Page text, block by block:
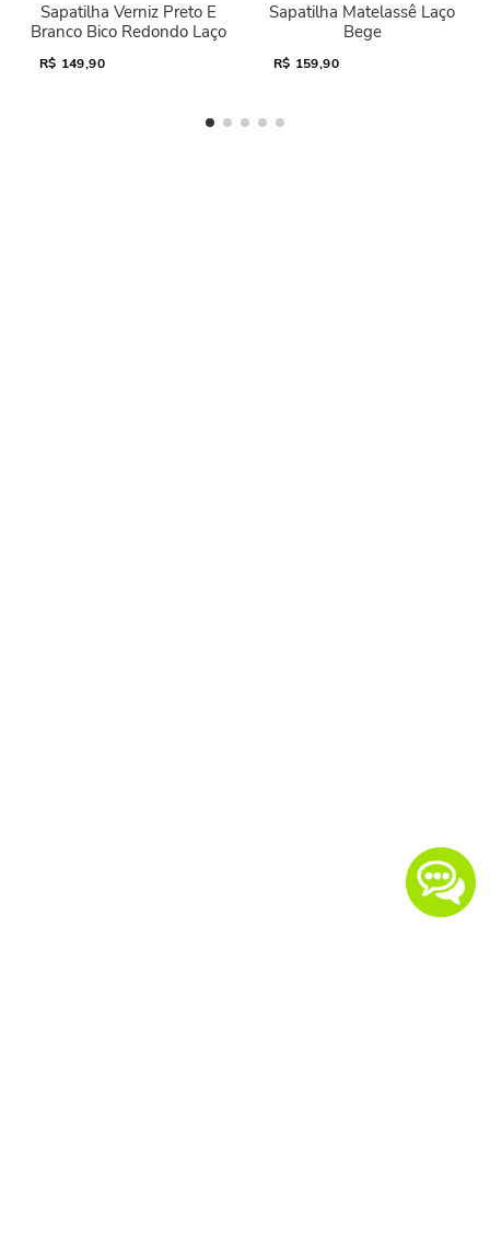
Sapatilha Verniz Preto E
Branco Bico Redondo Laço
R$ 149,90
Sapatilha Matelassê Laço
Bege
R$ 159,90